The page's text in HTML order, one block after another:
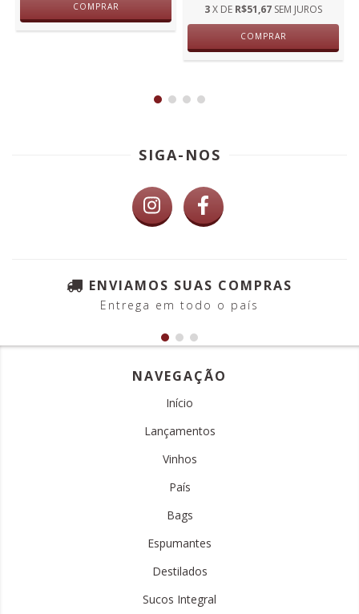
COMPRAR 3X DE R$51,67 SEM JUROS
COMPRAR
SIGA-NOS
ENVIAMOS SUAS COMPRAS
Entrega em todo o país
NAVEGAÇÃO
Início
Lançamentos
Vinhos
País
Bags
Espumantes
Destilados
Sucos Integral